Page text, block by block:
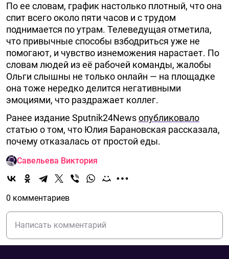
По ее словам, график настолько плотный, что она
спит всего около пяти часов и с трудом
поднимается по утрам. Телеведущая отметила,
что привычные способы взбодриться уже не
помогают, и чувство изнеможения нарастает. По
словам людей из её рабочей команды, жалобы
Ольги слышны не только онлайн — на площадке
она тоже нередко делится негативными
эмоциями, что раздражает коллег.
Ранее издание Sputnik24Newsопубликовало
статью о том, что Юлия Барановская рассказала,
почему отказалась от простой еды.
Савельева Виктория
0 комментариев